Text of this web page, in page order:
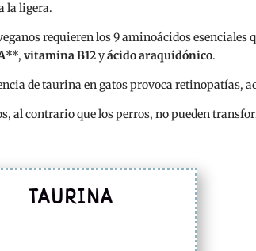
la ligera.
requieren los 9 aminoácidos
**,vitamina B12yácido araquidónico.
de taurina en gatos provoca retinopatías,
al contrario que los perros, no pueden
TAURINA